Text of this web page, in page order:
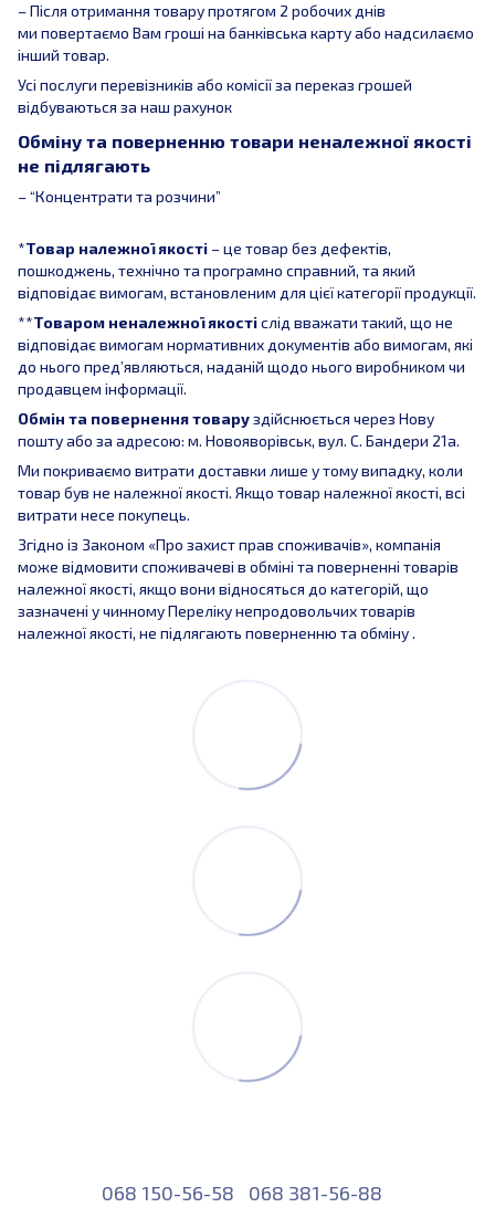
– Після отримання товару протягом 2 робочих днів
ми повертаємо Вам гроші на банківська карту або надсилаємо
інший товар.
Усі послуги перевізників або комісії за переказ грошей
відбуваються за наш рахунок
Обміну та поверненню товари неналежної якості
не підлягають
– “Концентрати та розчини”
*Товар належної якості – це товар без дефектів,
пошкоджень, технічно та програмно справний, та який
відповідає вимогам, встановленим для цієї категорії продукції.
**Товаром неналежної якостіслід вважати такий, що не
відповідає вимогам нормативних документів або вимогам, які
до нього пред’являються, наданій щодо нього виробником чи
продавцем інформації.
Обмін та повернення товаруздійснюється через Нову
пошту або за адресою: м. Новояворівськ, вул. С. Бандери 21а.
Ми покриваємо витрати доставки лише у тому випадку, коли
товар був не належної якості. Якщо товар належної якості, всі
витрати несе покупець.
Згідно із Законом «Про захист прав споживачів», компанія
може відмовити споживачеві в обміні та поверненні товарів
належної якості, якщо вони відносяться до категорій, що
зазначені у чинному Переліку непродовольчих товарів
належної якості, не підлягають поверненню та обміну .
068 150-56-58 068 381-56-88